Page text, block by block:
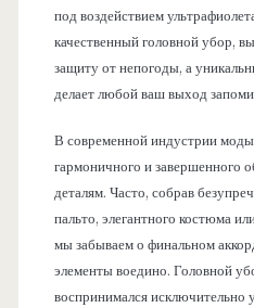
под воздействием
качественный головной убор,
защиту от непогоды, а
делает любой ваш выход
В современной индустрии
гармоничного и завершенного
деталям. Часто, собрав
пальто, элегантного костюма
мы забываем о финальном
элементы воедино. Головной
воспринимался исключительно